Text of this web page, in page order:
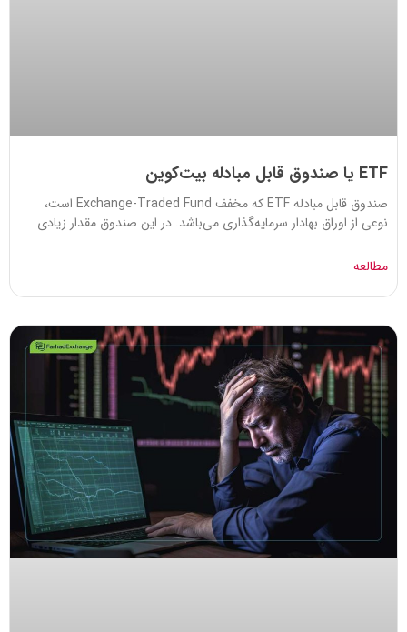
ETF یا صندوق قابل مبادله بیت‌کوین
صندوق قابل مبادله ETF که مخفف Exchange-Traded Fund است،
نوعی از اوراق بهادار سرمایه‌گذاری می‌باشد. در این صندوق مقدار زیادی
مطالعه